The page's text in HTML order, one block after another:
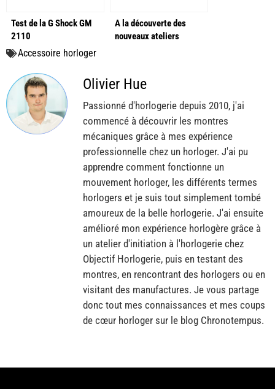
Test de la G Shock GM
2110
A la découverte des
nouveaux ateliers
Accessoire horloger
Olivier Hue
Passionné d'horlogerie depuis 2010, j'ai
commencé à découvrir les montres
mécaniques grâce à mes expérience
professionnelle chez un horloger. J'ai pu
apprendre comment fonctionne un
mouvement horloger, les différents termes
horlogers et je suis tout simplement tombé
amoureux de la belle horlogerie. J'ai ensuite
amélioré mon expérience horlogère grâce à
un atelier d'initiation à l'horlogerie chez
Objectif Horlogerie, puis en testant des
montres, en rencontrant des horlogers ou en
visitant des manufactures. Je vous partage
donc tout mes connaissances et mes coups
de cœur horloger sur le blog Chronotempus.